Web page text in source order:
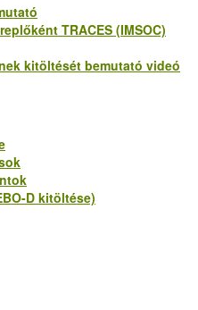
TRACES (IMSOC)
kitöltését bemutató videó
D kitöltése)